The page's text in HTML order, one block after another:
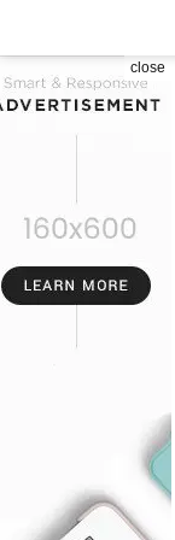
close